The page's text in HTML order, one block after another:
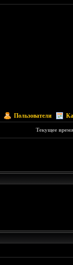
Пользователи
Текущее